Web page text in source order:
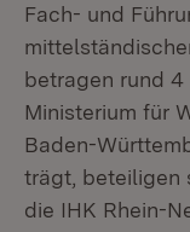
Fach- und
betragen rund 4
Ministerium für
Baden-
trägt, beteiligen
die IHK Rhein-